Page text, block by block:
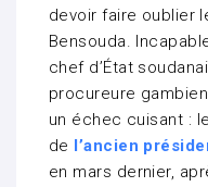
devoir faire oublier
Bensouda.
chef d’État
procureure
un échec cuisant :
de l’ancien
en mars dernier,